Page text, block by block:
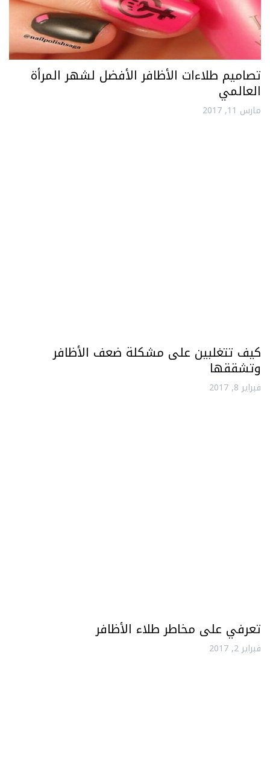
تصاميم طلاءات الأظافر الأفضل لشهر المرأة
العالمي
مارس 11, 2017
كيف تتغلبين على مشكلة ضعف الأظافر
وتشققها
فبراير 8, 2017
تعرفي على مخاطر طلاء الأظافر
فبراير 2, 2017